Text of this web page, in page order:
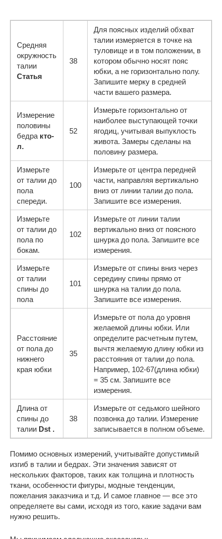
Средняя
окружность
талии
Статья
38
Для поясных изделий обхват
талии измеряется в точке на
туловище и в том положении, в
котором обычно носят пояс
юбки, а не горизонтально полу.
Запишите мерку в средней
части вашего размера.
Измерение
половины
бедра кто-
л.
52
Измерьте горизонтально от
наиболее выступающей точки
ягодиц, учитывая выпуклость
живота. Замеры сделаны на
половину размера.
Измерьте
от талии до
пола
спереди.
100
Измерьте от центра передней
части, направляя вертикально
вниз от линии талии до пола.
Запишите все измерения.
Измерьте
от талии до
пола по
бокам.
102
Измерьте от линии талии
вертикально вниз от поясного
шнурка до пола. Запишите все
измерения.
Измерьте
от талии
спины до
пола
101
Измерьте от спины вниз через
середину спины прямо от
шнурка на талии до пола.
Запишите все измерения.
Расстояние
от пола до
нижнего
края юбки
35
Измерьте от пола до уровня
желаемой длины юбки. Или
определите расчетным путем,
вычтя желаемую длину юбки из
расстояния от талии до пола.
Например, 102-67(длина юбки)
= 35 см. Запишите все
измерения.
Длина от
спины до
талии Dst .
38
Измерьте от седьмого шейного
позвонка до талии. Измерение
записывается в полном объеме.
Помимо основных измерений, учитывайте допустимый
изгиб в талии и бедрах. Эти значения зависят от
нескольких факторов, таких как толщина и плотность
ткани, особенности фигуры, модные тенденции,
пожелания заказчика и т.д. И самое главное — все это
определяете вы сами, исходя из того, какие задачи вам
нужно решить.